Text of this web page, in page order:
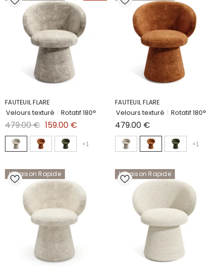
FAUTEUIL FLARE
Velours texturé | Rotatif 180°
479.00 € 159.00 €
+1
FAUTEUIL FLARE
Velours texturé | Rotatif 180°
479.00 €
+1
Livraison Rapide Livraison Rapide